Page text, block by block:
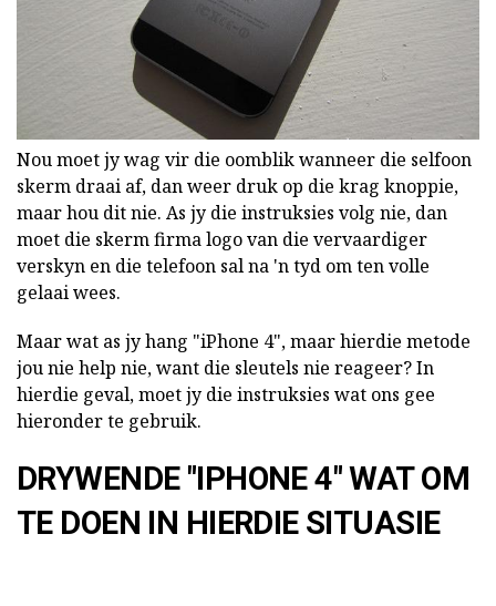
Nou moet jy wag vir die oomblik wanneer die selfoon
skerm draai af, dan weer druk op die krag knoppie,
maar hou dit nie. As jy die instruksies volg nie, dan
moet die skerm firma logo van die vervaardiger
verskyn en die telefoon sal na 'n tyd om ten volle
gelaai wees.
Maar wat as jy hang "iPhone 4", maar hierdie metode
jou nie help nie, want die sleutels nie reageer? In
hierdie geval, moet jy die instruksies wat ons gee
hieronder te gebruik.
DRYWENDE "IPHONE 4" WAT OM
TE DOEN IN HIERDIE SITUASIE